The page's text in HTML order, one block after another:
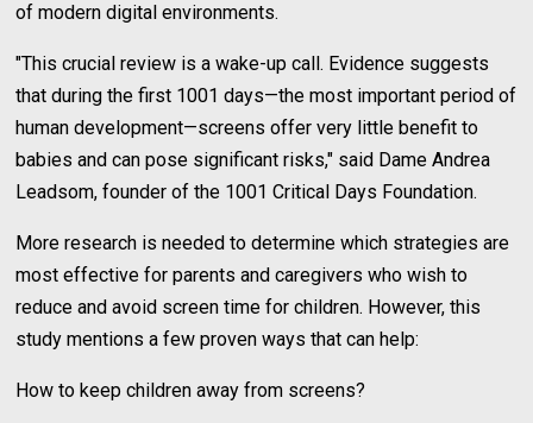
of modern digital environments.
"This crucial review is a wake-up call. Evidence suggests
that during the first 1001 days—the most important period of
human development—screens offer very little benefit to
babies and can pose significant risks," said Dame Andrea
Leadsom, founder of the 1001 Critical Days Foundation.
More research is needed to determine which strategies are
most effective for parents and caregivers who wish to
reduce and avoid screen time for children. However, this
study mentions a few proven ways that can help:
How to keep children away from screens?